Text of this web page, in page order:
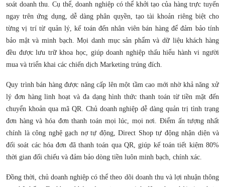
soát doanh thu. Cụ thể, doanh nghiệp có thể khởi tạo của hàng trực tuyến
ngay trên ứng dụng, dễ dàng phân quyền, tạo tài khoản riêng biệt cho
từng vị trí từ quản lý, kế toán đến nhân viên bán hàng để đảm bảo tính
bảo mật và minh bạch. Mọi danh mục sản phẩm và dữ liệu khách hàng
đều được lưu trữ khoa học, giúp doanh nghiệp thấu hiểu hành vi người
mua và triển khai các chiến dịch Marketing trúng đích.
Quy trình bán hàng được nâng cấp lên một tầm cao mới nhờ khả năng xử
lý đơn hàng linh hoạt và đa dạng hình thức thanh toán từ tiền mặt đến
chuyển khoản qua mã QR. Chủ doanh nghiệp dễ dàng quản trị tình trạng
đơn hàng và hóa đơn thanh toán mọi lúc, mọi nơi. Điểm ấn tượng nhất
chính là công nghệ gạch nợ tự động, Direct Shop tự động nhận diện và
đối soát các hóa đơn đã thanh toán qua QR, giúp kế toán tiết kiệm 80%
thời gian đối chiếu và đảm bảo dòng tiền luôn minh bạch, chính xác.
Đồng thời, chủ doanh nghiệp có thể theo dõi doanh thu và lợi nhuận thông